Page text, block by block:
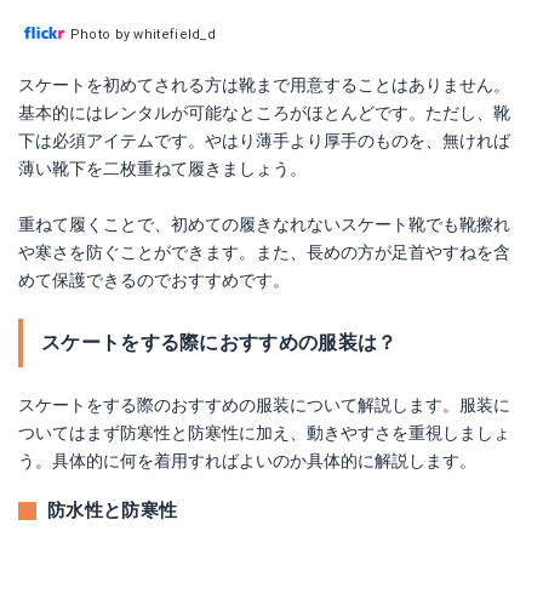
Photo by whitefield_d
スケートを初めてされる方は靴まで用意することはありません。
基本的にはレンタルが可能なところがほとんどです。ただし、靴
下は必須アイテムです。やはり薄手より厚手のものを、無ければ
薄い靴下を二枚重ねて履きましょう。
重ねて履くことで、初めての履きなれないスケート靴でも靴擦れ
や寒さを防ぐことができます。また、長めの方が足首やすねを含
めて保護できるのでおすすめです。
スケートをする際におすすめの服装は？
スケートをする際のおすすめの服装について解説します。服装に
ついてはまず防寒性と防寒性に加え、動きやすさを重視しましょ
う。具体的に何を着用すればよいのか具体的に解説します。
防水性と防寒性